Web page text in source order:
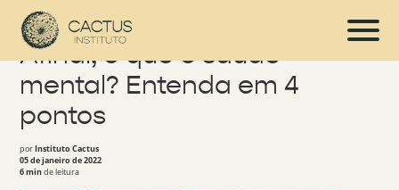
Afinal, o que é saúde
mental? Entenda em 4
pontos
porInstituto Cactus
05 de janeiro de 2022
6 minde leitura